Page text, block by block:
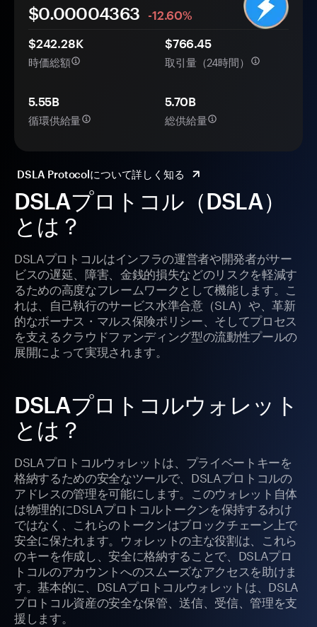
DSLAプロトコル（DSLA）
とは？
DSLAプロトコルはインフラの運営者や開発者がサー
ビスの遅延、障害、金銭的損失などのリスクを軽減す
るための高度なフレームワークとして機能します。こ
れは、自己執行のサービス水準合意（SLA）や、革新
的なボーナス・マルス保険ポリシー、そしてプロセス
を支えるクラウドファンディング型の流動性プールの
展開によって実現されます。
DSLAプロトコルウォレット
とは？
DSLAプロトコルウォレットは、プライベートキーを
格納するための安全なツールで、DSLAプロトコルの
アドレスの管理を可能にします。このウォレット自体
は物理的にDSLAプロトコルトークンを保持するわけ
ではなく、これらのトークンはブロックチェーン上で
安全に保たれます。ウォレットの主な役割は、これら
のキーを作成し、安全に格納することで、DSLAプロ
トコルのアカウントへのスムーズなアクセスを助けま
す。基本的に、DSLAプロトコルウォレットは、DSLA
プロトコル資産の安全な保管、送信、受信、管理を支
援します。
$0.00004363
-12.60%
$242.28K
時価総額
$766.45
取引量（24時間）
5.55B
循環供給量
5.70B
総供給量
DSLA Protocolについて詳しく知る